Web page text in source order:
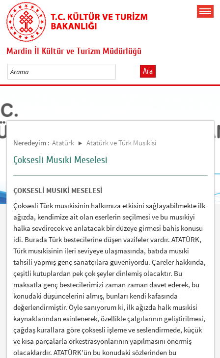
Mardin İl Kültür ve Turizm Müdürlüğü
Ara
Neredeyim : Atatürk Atatürk ve Türk Musıkisi
Çoksesli Musıki Meselesi
ÇOKSESLİ MUSIKİ MESELESİ
Çoksesli Türk musıkisinin halkımıza etkisini sağlayabilmekte ilk
ağızda, kendimize ait olan eserlerin seçilmesi ve bu musıkiyi
halka sevdirecek ve anlatacak bir düzeye girmesi bahis konusu
idi. Burada Türk bestecilerine düşen vazifeler vardır. ATATÜRK,
Türk musıkisinin ileri seviyeye ulaşmasında, batıda musıki
tahsili yapmış genç sanatçılara güveniyordu. Çareler hakkında,
çeşitli kutuplardan pek çok şeyler dinlemiş olacaktır. Bu
maksatla genç bestecilerimizi zaman zaman davet ederek, bu
konudaki düşüncelerini almış, bunları kendi kafasında
değerlendirmiştir. Öyle sanıyorum ki, ilk ağızda halk musıkisi
kaynaklarından esinlenerek, özellikle çalgılarının geliştirilmesi,
çağdaş kurallara göre çoksesli işleme ve seslendirmede, küçük
ve kısa parçalarla orkestrasyonlarının yapılmasını önermiş
olacaklardır. ATATÜRK'ün bu konudaki sözlerinden bu